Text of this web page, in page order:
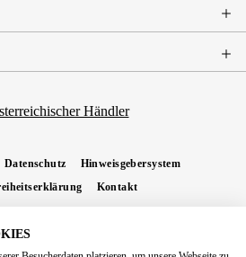
Datenschutz
Hinweisgebersystem
Kontakt